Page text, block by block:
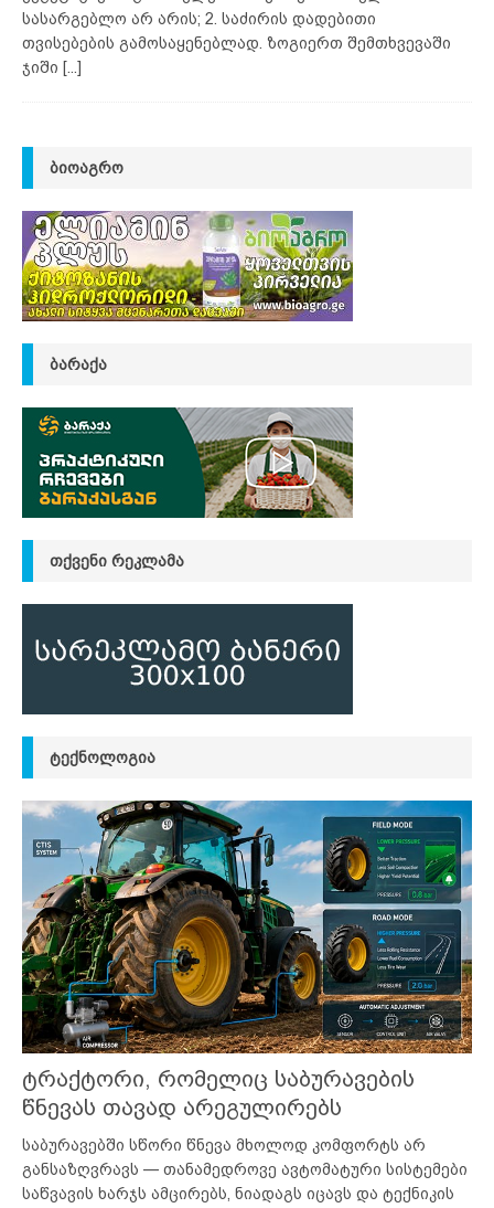
სასარგებლო არ არის; 2. საძირის დადებითი
თვისებების გამოსაყენებლად. ზოგიერთ შემთხვევაში
ჯიში [...]
ᲑᲘᲝᲐᲒᲠᲝ
ᲑᲐᲠᲐᲥᲐ
ᲗᲥᲕᲔᲜᲘ ᲠᲔᲙᲚᲐᲛᲐ
ᲢᲔᲥᲜᲝᲚᲝᲒᲘᲐ
ტრაქტორი, რომელიც საბურავების
წნევას თავად არეგულირებს
საბურავებში სწორი წნევა მხოლოდ კომფორტს არ
განსაზღვრავს — თანამედროვე ავტომატური სისტემები
საწვავის ხარჯს ამცირებს, ნიადაგს იცავს და ტექნიკის